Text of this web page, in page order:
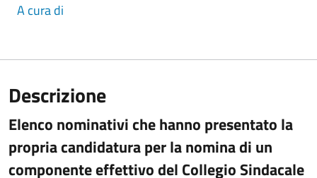
A cura di
Descrizione
Elenco nominativi che hanno presentato la
propria candidatura per la nomina di un
componente effettivo del Collegio Sindacale